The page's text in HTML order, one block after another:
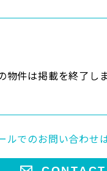
物件は掲載を終了し
ルでのお問い合わせ